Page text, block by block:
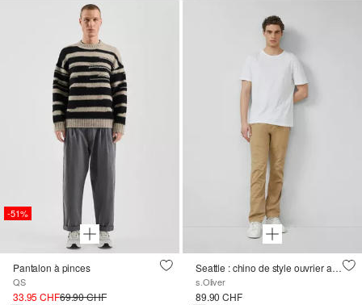
-51%
Pantalon à pinces
QS
33.95 CHF69.90 CHF
Seattle : chino de style ouvrier avec une taille confortable en coton stretch
s.Oliver
89.90 CHF